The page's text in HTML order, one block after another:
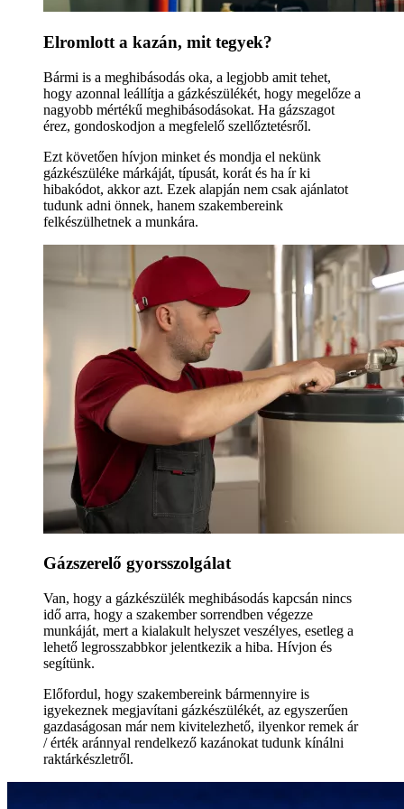
Elromlott a kazán, mit tegyek?
Bármi is a meghibásodás oka, a legjobb amit tehet,
hogy azonnal leállítja a gázkészülékét, hogy megelőze a
nagyobb mértékű meghibásodásokat. Ha gázszagot
érez, gondoskodjon a megfelelő szellőztetésről.
Ezt követően hívjon minket és mondja el nekünk
gázkészüléke márkáját, típusát, korát és ha ír ki
hibakódot, akkor azt. Ezek alapján nem csak ajánlatot
tudunk adni önnek, hanem szakembereink
felkészülhetnek a munkára.
Gázszerelő gyorsszolgálat
Van, hogy a gázkészülék meghibásodás kapcsán nincs
idő arra, hogy a szakember sorrendben végezze
munkáját, mert a kialakult helyszet veszélyes, esetleg a
lehető legrosszabbkor jelentkezik a hiba. Hívjon és
segítünk.
Előfordul, hogy szakembereink bármennyire is
igyekeznek megjavítani gázkészülékét, az egyszerűen
gazdaságosan már nem kivitelezhető, ilyenkor remek ár
/ érték aránnyal rendelkező kazánokat tudunk kínálni
raktárkészletről.